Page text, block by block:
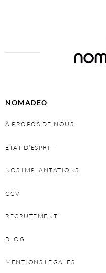
NOMADEO
À PROPOS DE NOUS
ÉTAT D’ESPRIT
NOS IMPLANTATIONS
CGV
RECRUTEMENT
BLOG
MENTIONS LEGALES